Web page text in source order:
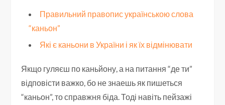
Правильний правопис українською слова
“каньон”
Які є каньони в України і як їх відмінювати
Якщо гуляєш по каньйону, а на питання “де ти”
відповісти важко, бо не знаешь як пишеться
“каньон”, то справжня біда. Тоді навіть пейзажі